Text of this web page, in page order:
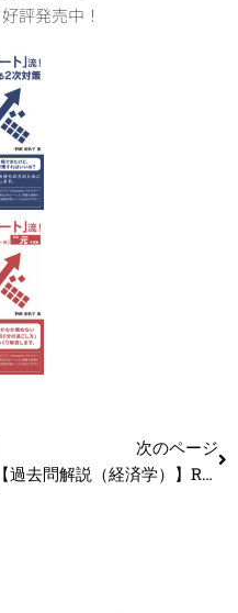
評発売中！
次のページ
【過去問解説（経済学）】R2 第5問 45度線分析